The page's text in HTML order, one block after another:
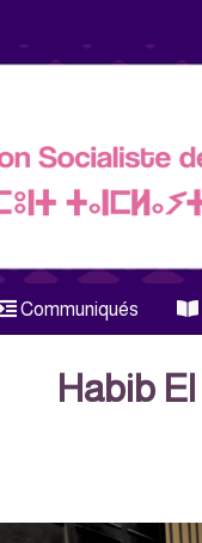
Communiqués
Habib